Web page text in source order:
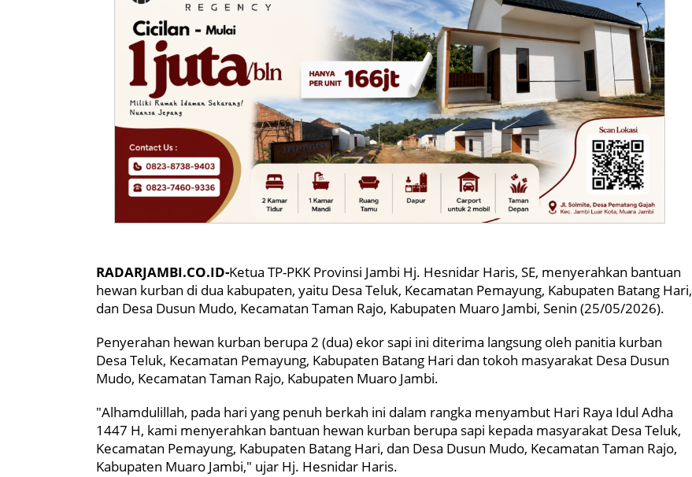
RADARJAMBI.CO.ID-Ketua TP-PKK Provinsi Jambi Hj. Hesnidar Haris, SE, menyerahkan bantuan
hewan kurban di dua kabupaten, yaitu Desa Teluk, Kecamatan Pemayung, Kabupaten Batang Hari,
dan Desa Dusun Mudo, Kecamatan Taman Rajo, Kabupaten Muaro Jambi, Senin (25/05/2026).
Penyerahan hewan kurban berupa 2 (dua) ekor sapi ini diterima langsung oleh panitia kurban
Desa Teluk, Kecamatan Pemayung, Kabupaten Batang Hari dan tokoh masyarakat Desa Dusun
Mudo, Kecamatan Taman Rajo, Kabupaten Muaro Jambi.
"Alhamdulillah, pada hari yang penuh berkah ini dalam rangka menyambut Hari Raya Idul Adha
1447 H, kami menyerahkan bantuan hewan kurban berupa sapi kepada masyarakat Desa Teluk,
Kecamatan Pemayung, Kabupaten Batang Hari, dan Desa Dusun Mudo, Kecamatan Taman Rajo,
Kabupaten Muaro Jambi," ujar Hj. Hesnidar Haris.